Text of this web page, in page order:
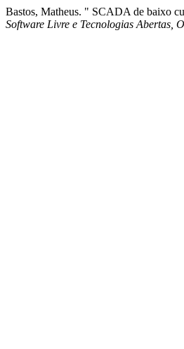
Bastos, Matheus. " SCADA de baixo
Software Livre e Tecnologias Abertas,